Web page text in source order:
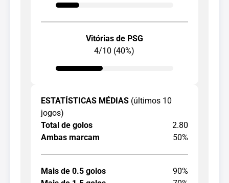
Vitórias de PSG
4/10 (40%)
ESTATÍSTICAS MÉDIAS (últimos 10
jogos)
Total de golos
2.80
Ambas marcam
50%
Mais de 0.5 golos
90%